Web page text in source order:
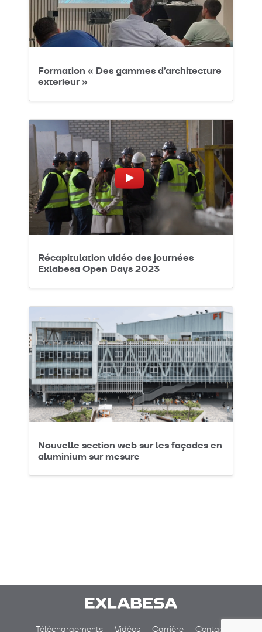
Formation « Des gammes d’architecture
exterieur »
Récapitulation vidéo des journées
Exlabesa Open Days 2023
Nouvelle section web sur les façades en
aluminium sur mesure
Téléchargements Vidéos Carrière Contact